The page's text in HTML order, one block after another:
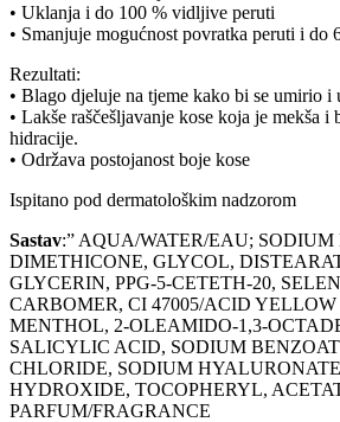
• Uklanja i do 100 % vidljive peruti
• Smanjuje mogućnost povratka peruti i do
Rezultati:
• Blago djeluje na tjeme kako bi se umirio i
• Lakše raščešljavanje kose koja je mekša i
hidracije.
• Održava postojanost boje kose
Ispitano pod dermatološkim nadzorom
Sastav:” AQUA/WATER/EAU;
DIMETHICONE, GLYCOL,
GLYCERIN, PPG-5-CETETH-20,
CARBOMER, CI 47005/ACID
MENTHOL, 2-OLEAMIDO-1,3-
SALICYLIC ACID, SODIUM
CHLORIDE, SODIUM
HYDROXIDE, TOCOPHERYL,
PARFUM/FRAGRANCE